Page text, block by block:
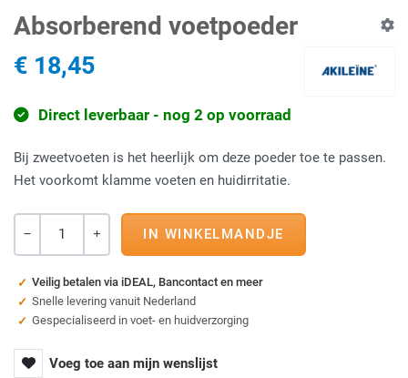
Absorberend voetpoeder
€ 18,45
Direct leverbaar - nog 2 op voorraad
Bij zweetvoeten is het heerlijk om deze poeder toe te passen.
Het voorkomt klamme voeten en huidirritatie.
Veilig betalen via iDEAL, Bancontact en meer
Snelle levering vanuit Nederland
Gespecialiseerd in voet- en huidverzorging
Voeg toe aan mijn wenslijst